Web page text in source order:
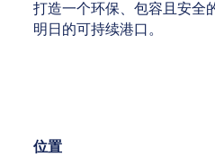
打造一个环保、包容且安全
明日的可持续港口。
位置